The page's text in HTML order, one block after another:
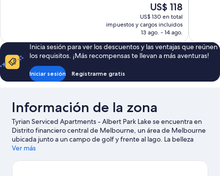
El
precio
actual
es
de
US$ 118
US$ 118
US$ 130 en total
impuestos y cargos incluidos
13 ago. - 14 ago.
Inicia sesión para ver los descuentos y las ventajas que reúnen
los requisitos. ¡Más recompensas te llevan a más aventuras!
Iniciar sesión Registrarme gratis
Información de la zona
Tyrian Serviced Apartments - Albert Park Lake se encuentra en
Distrito financiero central de Melbourne, un área de Melbourne
ubicada junto a un campo de golf y frente al lago. La belleza
natural del área puede apreciarse en Lago Albert Park y Playa de
Melbourne son algunos de los puntos de interés más conocidos
Ver más